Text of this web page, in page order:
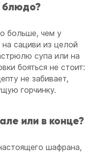
блюдо?
больше, чем у
сациви из целой
супа или на
бояться не стоит:
не забивает,
горчинку.
или в конце?
шафрана,